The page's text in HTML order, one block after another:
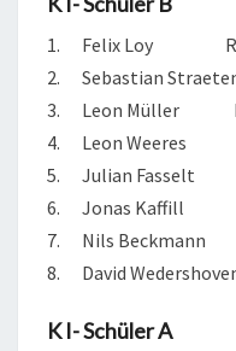
1. Felix Loy
2. Sebastian
3. Leon Müller
4. Leon Weeres
5. Julian Fasselt
6. Jonas Kaffill
7. Nils Beckmann
8. David
K I- Schüler A